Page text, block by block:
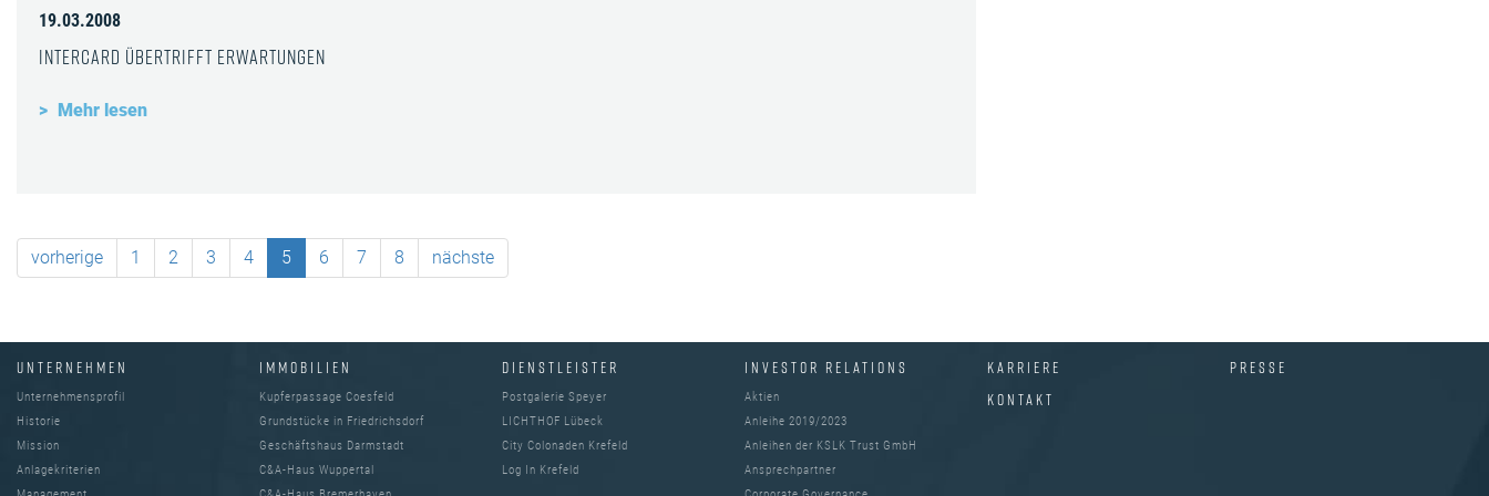
19.03.2008
InterCard übertrifft Erwartungen
Mehr lesen
vorherige 1 2 3 4 5 6 7 8 nächste
UNTERNEHMEN
Unternehmensprofil
Historie
Mission
Anlagekriterien
IMMOBILIEN
Kupferpassage Coesfeld
Grundstücke in Friedrichsdorf
Geschäftshaus Darmstadt
C&A-Haus Wuppertal
DIENSTLEISTER
Postgalerie Speyer
LICHTHOF Lübeck
City Colonaden Krefeld
Log In Krefeld
INVESTOR RELATIONS
Aktien
Anleihe 2019/2023
Anleihen der KSLK Trust GmbH
Ansprechpartner
KARRIERE
PRESSE
KONTAKT